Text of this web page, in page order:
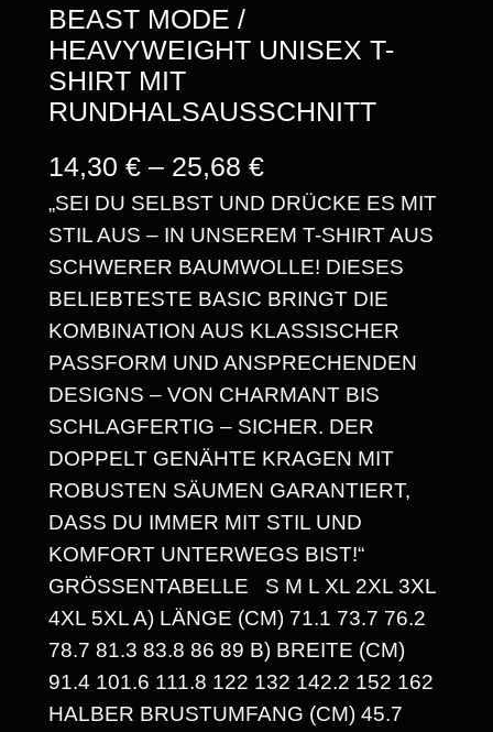
BEAST MODE /
HEAVYWEIGHT UNISEX T-
SHIRT MIT
RUNDHALSAUSSCHNITT
14,30 € – 25,68 €P
R
E
I
S
S
P
A
N
N
E
:
1
4
„SEI DU SELBST UND DRÜCKE ES MIT
STIL AUS – IN UNSEREM T-SHIRT AUS
SCHWERER BAUMWOLLE! DIESES
BELIEBTESTE BASIC BRINGT DIE
KOMBINATION AUS KLASSISCHER
PASSFORM UND ANSPRECHENDEN
DESIGNS – VON CHARMANT BIS
SCHLAGFERTIG – SICHER. DER
DOPPELT GENÄHTE KRAGEN MIT
ROBUSTEN SÄUMEN GARANTIERT,
DASS DU IMMER MIT STIL UND
KOMFORT UNTERWEGS BIST!“
GRÖSSENTABELLE S M L XL 2XL 3XL 4
XL 5XL A) LÄNGE (CM) 71.1 73.7 76.2 7
8.7 81.3 83.8 86 89 B) BREITE (CM) 9
1.4 101.6 111.8 122 132 142.2 152 162 H
ALBER BRUSTUMFANG (CM) 45.7 5